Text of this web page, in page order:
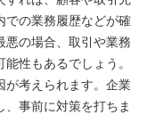
での業務履歴などが確
悪の場合、取引や業務
性もあるでしょう。
が考えられます。企業
、事前に対策を打ちま